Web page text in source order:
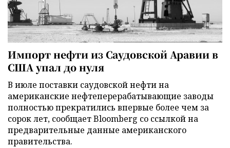
Импорт нефти из Саудовской Аравии в
США упал до нуля
В июле поставки саудовской нефти на
американские нефтеперерабатывающие заводы
полностью прекратились впервые более чем за
сорок лет, сообщает Bloomberg со ссылкой на
предварительные данные американского
правительства.